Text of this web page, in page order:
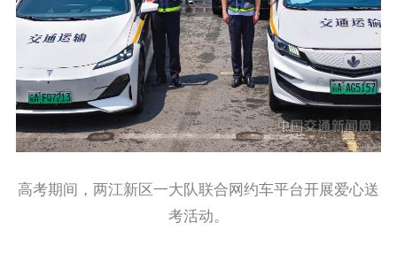
高考期间，两江新区一大队联合网约车平台开展爱心送
考活动。